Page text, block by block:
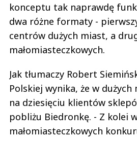
konceptu tak naprawdę
dwa różne formaty -
centrów dużych miast, a
małomiasteczkowych.
Jak tłumaczy Robert
Polskiej wynika, że w
na dziesięciu klientów
pobliżu Biedronkę. - Z kolei
małomiasteczkowych